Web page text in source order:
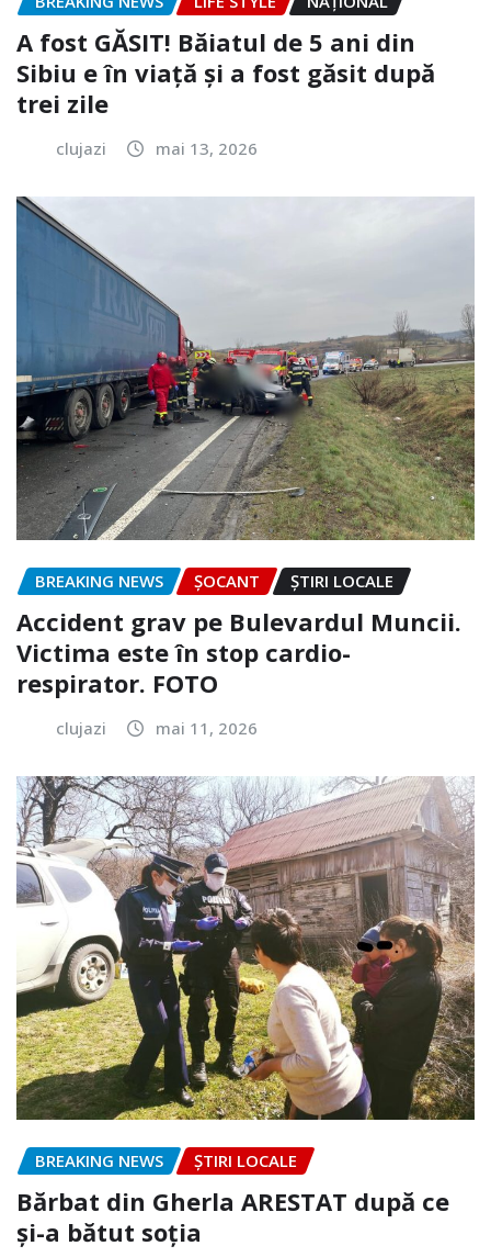
A fost GĂSIT! Băiatul de 5 ani din
Sibiu e în viață și a fost găsit după
trei zile
clujazi mai 13, 2026
BREAKING NEWS ȘOCANT ȘTIRI LOCALE
Accident grav pe Bulevardul Muncii.
Victima este în stop cardio-
respirator. FOTO
clujazi mai 11, 2026
BREAKING NEWS ȘTIRI LOCALE
Bărbat din Gherla ARESTAT după ce
și-a bătut soția